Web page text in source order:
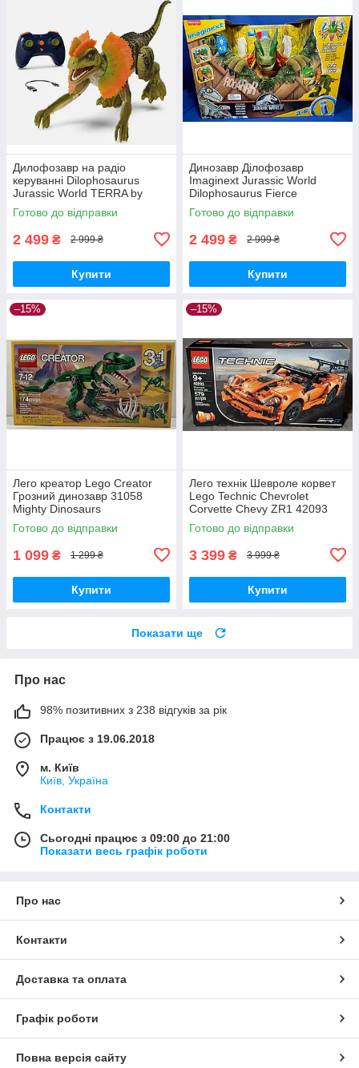
Дилофозавр на радіо
керуванні Dilophosaurus
Jurassic World TERRA by
Battat Remote Control
Dinosaur
Готово до відправки
2 499 ₴ 2 999 ₴
Купити
Динозавр Ділофозавр
Imaginext Jurassic World
Dilophosaurus Fierce
Launchin Lights SOUNDS
Готово до відправки
2 499 ₴ 2 999 ₴
Купити
–15%
Лего креатор Lego Creator
Грозний динозавр 31058
Mighty Dinosaurs
Готово до відправки
1 099 ₴ 1 299 ₴
Купити
–15%
Лего технік Шевроле корвет
Lego Technic Chevrolet
Corvette Chevy ZR1 42093
Готово до відправки
3 399 ₴ 3 999 ₴
Купити
Показати ще
Про нас
98% позитивних з 238 відгуків за рік
Працює з 19.06.2018
м. Київ
Київ, Україна
Контакти
Сьогодні працює з 09:00 до 21:00
Показати весь графік роботи
Про нас
Контакти
Доставка та оплата
Графік роботи
Повна версія сайту